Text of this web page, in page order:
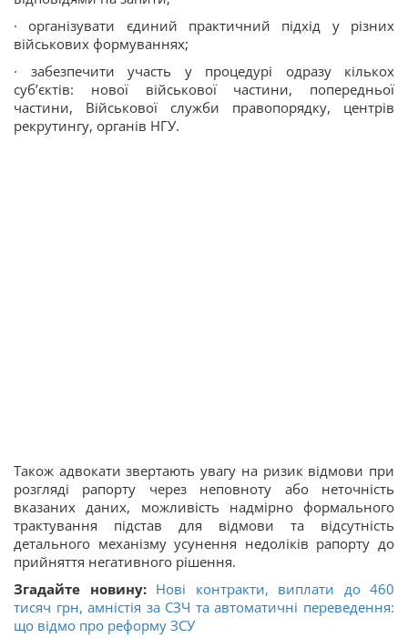
· організувати єдиний практичний підхід у різних
військових формуваннях;
· забезпечити участь у процедурі одразу кількох
суб’єктів: нової військової частини, попередньої
частини, Військової служби правопорядку, центрів
рекрутингу, органів НГУ.
Також адвокати звертають увагу на ризик відмови при
розгляді рапорту через неповноту або неточність
вказаних даних, можливість надмірно формального
трактування підстав для відмови та відсутність
детального механізму усунення недоліків рапорту до
прийняття негативного рішення.
Згадайте новину: Нові контракти, виплати до 460
тисяч грн, амністія за СЗЧ та автоматичні переведення:
що відмо про реформу ЗСУ